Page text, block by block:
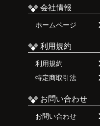
会社情報
ホームページ
利用規約
利用規約
特定商取引法
お問い合わせ
お問い合わせ